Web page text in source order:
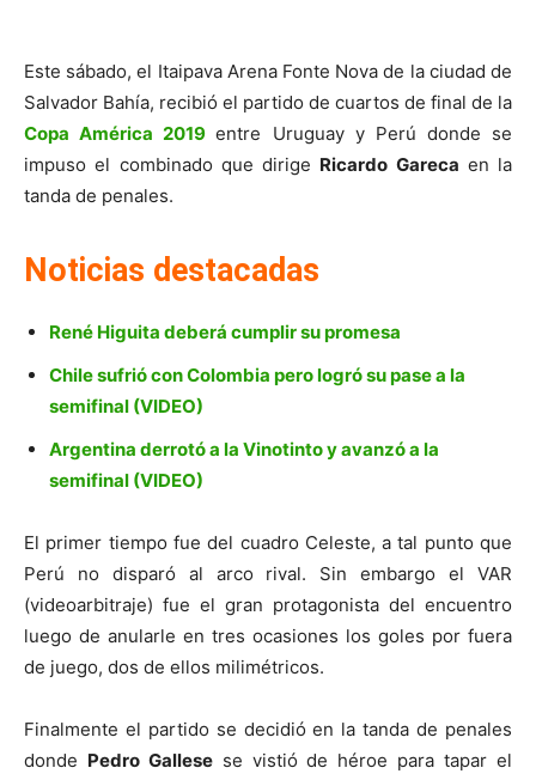
Este sábado, el Itaipava Arena Fonte Nova​ de la ciudad de
Salvador Bahía, recibió el partido de cuartos de final de la
Copa América 2019entre Uruguay y Perú donde se
impuso el combinado que dirige Ricardo Gareca en la
tanda de penales.
Noticias destacadas
René Higuita deberá cumplir su promesa
Chile sufrió con Colombia pero logró su pase a la
semifinal (VIDEO)
Argentina derrotó a la Vinotinto y avanzó a la
semifinal (VIDEO)
El primer tiempo fue del cuadro Celeste, a tal punto que
Perú no disparó al arco rival. Sin embargo el VAR
(videoarbitraje) fue el gran protagonista del encuentro
luego de anularle en tres ocasiones los goles por fuera
de juego, dos de ellos milimétricos.
Finalmente el partido se decidió en la tanda de penales
donde Pedro Gallesese vistió de héroe para tapar el